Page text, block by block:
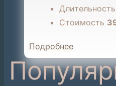
Стоимость
Подробнее